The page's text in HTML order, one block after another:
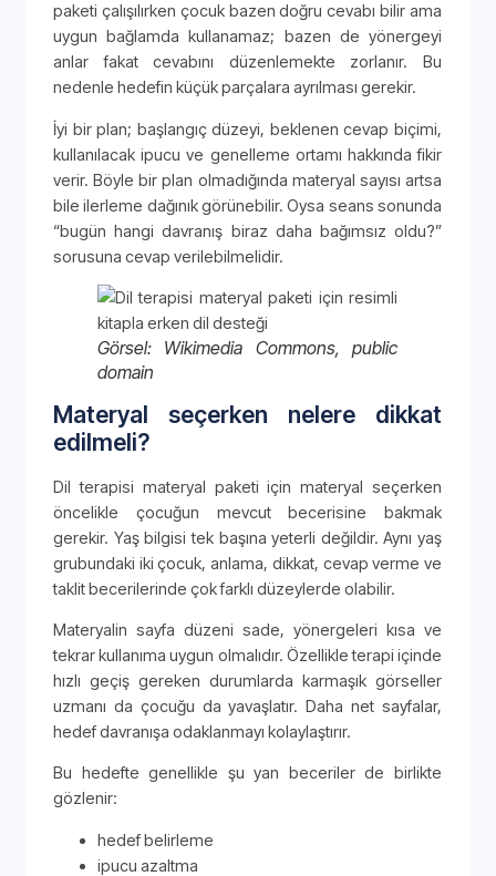
paketi çalışılırken çocuk bazen doğru cevabı bilir ama
uygun bağlamda kullanamaz; bazen de yönergeyi
anlar fakat cevabını düzenlemekte zorlanır. Bu
nedenle hedefin küçük parçalara ayrılması gerekir.
İyi bir plan; başlangıç düzeyi, beklenen cevap biçimi,
kullanılacak ipucu ve genelleme ortamı hakkında fikir
verir. Böyle bir plan olmadığında materyal sayısı artsa
bile ilerleme dağınık görünebilir. Oysa seans sonunda
“bugün hangi davranış biraz daha bağımsız oldu?”
sorusuna cevap verilebilmelidir.
Görsel: Wikimedia Commons, public
domain
Materyal seçerken nelere dikkat
edilmeli?
Dil terapisi materyal paketi için materyal seçerken
öncelikle çocuğun mevcut becerisine bakmak
gerekir. Yaş bilgisi tek başına yeterli değildir. Aynı yaş
grubundaki iki çocuk, anlama, dikkat, cevap verme ve
taklit becerilerinde çok farklı düzeylerde olabilir.
Materyalin sayfa düzeni sade, yönergeleri kısa ve
tekrar kullanıma uygun olmalıdır. Özellikle terapi içinde
hızlı geçiş gereken durumlarda karmaşık görseller
uzmanı da çocuğu da yavaşlatır. Daha net sayfalar,
hedef davranışa odaklanmayı kolaylaştırır.
Bu hedefte genellikle şu yan beceriler de birlikte
gözlenir:
hedef belirleme
ipucu azaltma